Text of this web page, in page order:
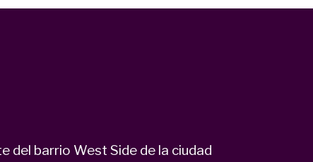
del barrio West Side de la ciudad